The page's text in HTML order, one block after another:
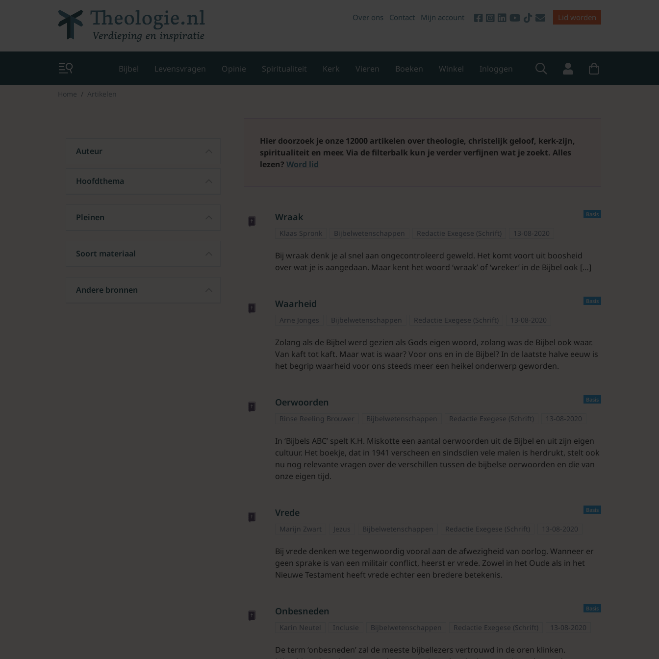
Over ons Contact Mijn account Lid worden
Bijbel Levensvragen Opinie Spiritualiteit Kerk Vieren Boeken Winkel Inloggen
Home Artikelen
Auteur
Hoofdthema
Pleinen
Soort materiaal
Andere bronnen
Hier doorzoek je onze 12000 artikelen over theologie, christelijk geloof, kerk-zijn,
spiritualiteit en meer. Via de filterbalk kun je verder verfijnen wat je zoekt. Alles
lezen? Word lid
Basis
Wraak
Klaas Spronk Bijbelwetenschappen Redactie Exegese (Schrift) 13-08-2020
Bij wraak denk je al snel aan ongecontroleerd geweld. Het komt voort uit boosheid
over wat je is aangedaan. Maar kent het woord ‘wraak’ of ‘wreker’ in de Bijbel ook […]
Basis
Waarheid
Arne Jonges Bijbelwetenschappen Redactie Exegese (Schrift) 13-08-2020
Zolang als de Bijbel werd gezien als Gods eigen woord, zolang was de Bijbel ook waar.
Van kaft tot kaft. Maar wat is waar? Voor ons en in de Bijbel? In de laatste halve eeuw is
het begrip waarheid voor ons steeds meer een heikel onderwerp geworden.
Basis
Oerwoorden
Rinse Reeling Brouwer Bijbelwetenschappen Redactie Exegese (Schrift) 13-08-2020
In ‘Bijbels ABC’ spelt K.H. Miskotte een aantal oerwoorden uit de Bijbel en uit zijn eigen
cultuur. Het boekje, dat in 1941 verscheen en sindsdien vele malen is herdrukt, stelt ook
nu nog relevante vragen over de verschillen tussen de bijbelse oerwoorden en die van
onze eigen tijd.
Basis
Vrede
Marijn Zwart Jezus Bijbelwetenschappen Redactie Exegese (Schrift) 13-08-2020
Bij vrede denken we tegenwoordig vooral aan de afwezigheid van oorlog. Wanneer er
geen sprake is van een militair conflict, heerst er vrede. Zowel in het Oude als in het
Nieuwe Testament heeft vrede echter een bredere betekenis.
Basis
Onbesneden
Karin Neutel Inclusie Bijbelwetenschappen Redactie Exegese (Schrift) 13-08-2020
De term ‘onbesneden’ zal de meeste bijbellezers vertrouwd in de oren klinken.